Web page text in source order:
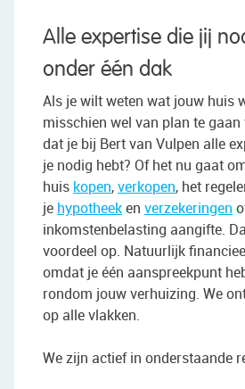
Alle expertise die jij
onder één dak
Als je wilt weten wat jouw huis
misschien wel van plan te
dat je bij Bert van Vulpen alle
je nodig hebt? Of het nu gaat
huis kopen,verkopen, het
je hypotheeken verzekeringen
inkomstenbelasting aangifte.
voordeel op. Natuurlijk
omdat je één aanspreekpunt
rondom jouw verhuizing. We
op alle vlakken.
We zijn actief in onderstaande